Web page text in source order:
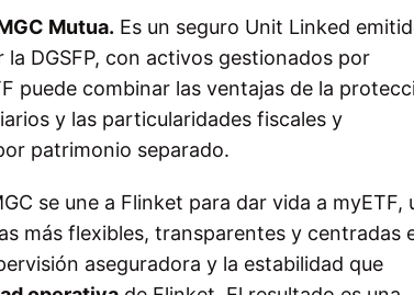
Mutua. Es un seguro Unit Linked
DGSFP, con activos gestionados por
puede combinar las ventajas de la
y las particularidades fiscales y
patrimonio separado.
se une a Flinket para dar vida a myETF,
más flexibles, transparentes y centradas
aseguradora y la estabilidad que